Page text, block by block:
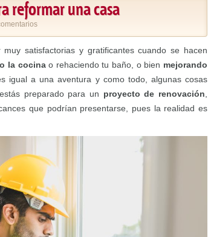
reformar una casa
satisfactorias y gratificantes cuando se hacen
la cocinao rehaciendo tu baño, o bien mejorando
igual a una aventura y como todo, algunas cosas
preparado para un proyecto de renovación
que podrían presentarse, pues la realidad es